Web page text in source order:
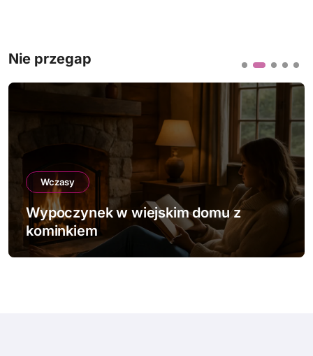
Nie przegap
Wczasy
Wypoczynek w wiejskim domu z
kominkiem